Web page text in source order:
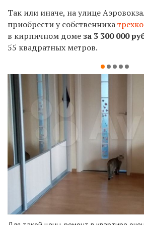
Так или иначе, на улице
приобрести у собственника
в кирпичном домеза 3 300 000
55 квадратных метров.